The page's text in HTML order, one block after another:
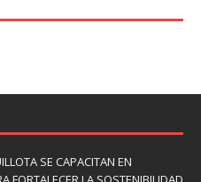
SE CAPACITAN EN